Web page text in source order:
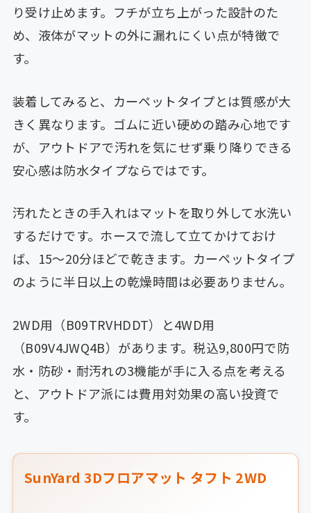
り受け止めます。フチが立ち上がった設計のた
め、液体がマットの外に漏れにくい点が特徴で
す。
装着してみると、カーペットタイプとは質感が大
きく異なります。ゴムに近い硬めの踏み心地です
が、アウトドアで汚れを気にせず乗り降りできる
安心感は防水タイプならではです。
汚れたときの手入れはマットを取り外して水洗い
するだけです。ホースで流して立てかけておけ
ば、15〜20分ほどで乾きます。カーペットタイプ
のように半日以上の乾燥時間は必要ありません。
2WD用（B09TRVHDDT）と4WD用
（B09V4JWQ4B）があります。税込9,800円で防
水・防砂・耐汚れの3機能が手に入る点を考える
と、アウトドア派には費用対効果の高い投資で
す。
SunYard 3Dフロアマット タフト 2WD